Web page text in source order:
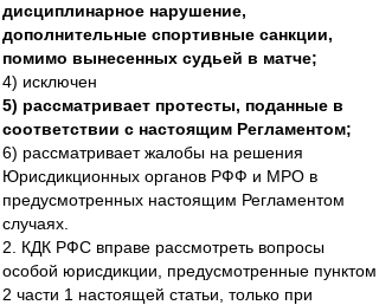
дисциплинарное нарушение,
дополнительные спортивные санкции,
помимо вынесенных судьей в матче;
4) исключен
5) рассматривает протесты, поданные в
соответствии с настоящим Регламентом;
6) рассматривает жалобы на решения
Юрисдикционных органов РФФ и МРО в
предусмотренных настоящим Регламентом
случаях.
2. КДК РФС вправе рассмотреть вопросы
особой юрисдикции, предусмотренные пунктом
2 части 1 настоящей статьи, только при